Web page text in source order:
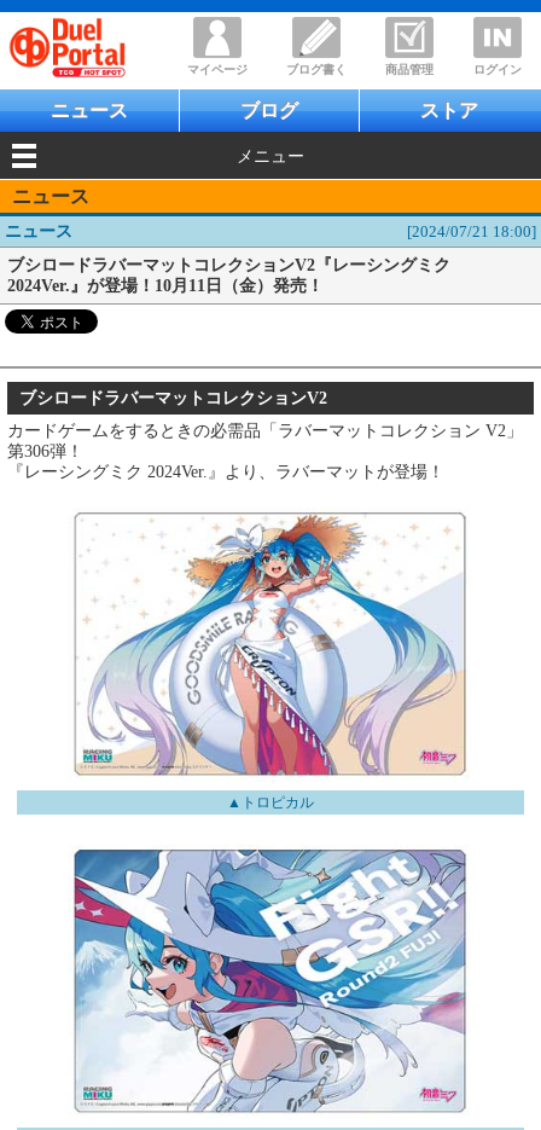
マイページ ブログ書く 商品管理 ログイン
ニュース ブログ ストア
メニュー
ニュース
ニュース
[2024/07/21 18:00]
ブシロードラバーマットコレクションV2『レーシングミク
2024Ver.』が登場！10月11日（金）発売！
ブシロードラバーマットコレクションV2
カードゲームをするときの必需品「ラバーマットコレクション V2」
第306弾！
『レーシングミク 2024Ver.』より、ラバーマットが登場！
▲トロピカル